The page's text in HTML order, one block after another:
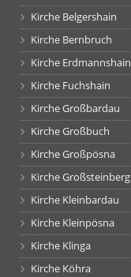
Kirche Belgershain
Kirche Bernbruch
Kirche Erdmannshain
Kirche Fuchshain
Kirche Großbardau
Kirche Großbuch
Kirche Großpösna
Kirche Großsteinberg
Kirche Kleinbardau
Kirche Kleinpösna
Kirche Klinga
Kirche Köhra